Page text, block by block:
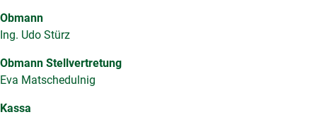
Obmann
Ing. Udo Stürz
Obmann Stellvertretung
Eva Matschedulnig
Kassa